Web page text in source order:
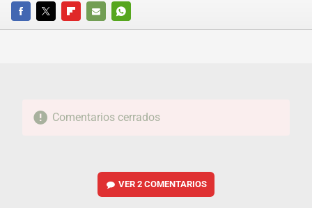
FACEBOOKTWITTERFLIPBOARD
E-
WHATSAPP
Comentarios cerrados
VER2 COMENTARIOS